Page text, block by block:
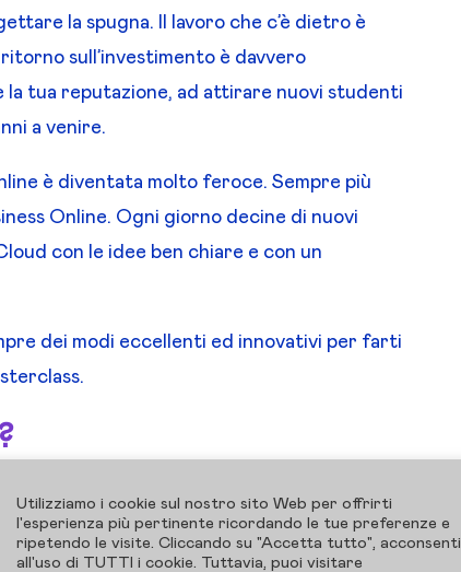
la spugna. Il lavoro che c’è dietro è
sull’investimento è davvero
tua reputazione, ad attirare nuovi studenti
a venire.
è diventata molto feroce. Sempre più
Online. Ogni giorno decine di nuovi
con le idee ben chiare e con un
dei modi eccellenti ed innovativi per farti
di informazioni di valore in cui un
sue competenze e saperi ad un gruppo
Utilizziamo i cookie sul nostro sito Web per offrirti
l'esperienza più pertinente ricordando le tue preferenze e
ripetendo le visite. Cliccando su "Accetta tutto", acconsenti
all'uso di TUTTI i cookie. Tuttavia, puoi visitare